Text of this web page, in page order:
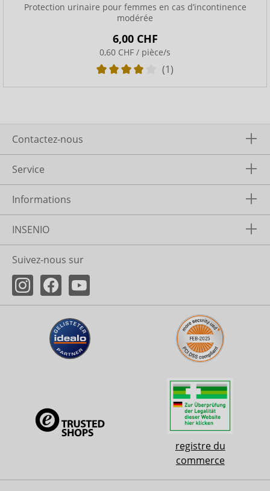
Protection urinaire pour femmes en cas d’incontinence
modérée
6,00 CHF
0,60 CHF / pièce/s
(1)
Contactez-nous
Service
Informations
INSENIO
Suivez-nous sur
registre du
commerce